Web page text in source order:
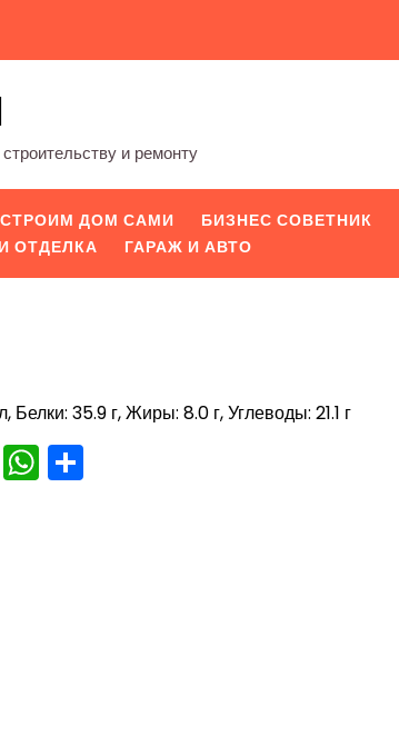
и ремонту
СТРОИМ ДОМ САМИ БИЗНЕС СОВЕТНИК
ОТДЕЛКА ГАРАЖ И АВТО
Белки: 35.9 г, Жиры: 8.0 г, Углеводы: 21.1 г
Odnoklassniki
WhatsApp